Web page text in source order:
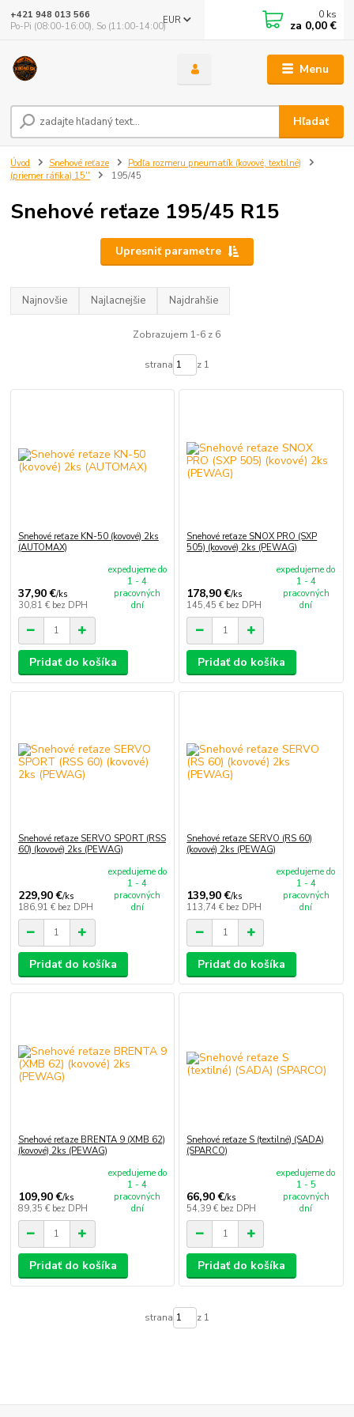
Menu
EUR
Hľadať
+421 948 013 566
Po-Pi (08:00-16:00), So (11:00-14:00)
0 ks
za 0,00 €
Úvod Snehové reťaze
Podľa rozmeru pneumatík (kovové, textilné)
(priemer ráfika) 15''
195/45
Snehové reťaze 195/45 R15
Upresniť parametre
Najnovšie Najlacnejšie Najdrahšie
Zobrazujem 1-6 z 6
strana z 1
Snehové reťaze KN-50 (kovové) 2ks
(AUTOMAX)
37,90 €/ks
30,81 € bez DPH
expedujeme do
1 - 4
pracovných
dní
Pridať do košíka
Snehové reťaze SNOX PRO (SXP
505) (kovové) 2ks (PEWAG)
178,90 €/ks
145,45 € bez DPH
expedujeme do
1 - 4
pracovných
dní
Pridať do košíka
Snehové reťaze SERVO SPORT (RSS
60) (kovové) 2ks (PEWAG)
229,90 €/ks
186,91 € bez DPH
expedujeme do
1 - 4
pracovných
dní
Pridať do košíka
Snehové reťaze SERVO (RS 60)
(kovové) 2ks (PEWAG)
139,90 €/ks
113,74 € bez DPH
expedujeme do
1 - 4
pracovných
dní
Pridať do košíka
Snehové reťaze BRENTA 9 (XMB 62)
(kovové) 2ks (PEWAG)
109,90 €/ks
89,35 € bez DPH
expedujeme do
1 - 4
pracovných
dní
Pridať do košíka
Snehové reťaze S (textilné) (SADA)
(SPARCO)
66,90 €/ks
54,39 € bez DPH
expedujeme do
1 - 5
pracovných
dní
Pridať do košíka
strana z 1